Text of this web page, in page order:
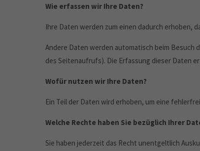
Wie erfassen wir Ihre Daten?
Ihre Daten werden zum einen dadurch erhoben,
Andere Daten werden automatisch beim Besuch
des Seitenaufrufs). Die Erfassung dieser Daten
Wofür nutzen wir Ihre Daten?
Ein Teil der Daten wird erhoben, um eine
Welche Rechte haben Sie bezüglich Ihrer
Sie haben jederzeit das Recht unentgeltlich